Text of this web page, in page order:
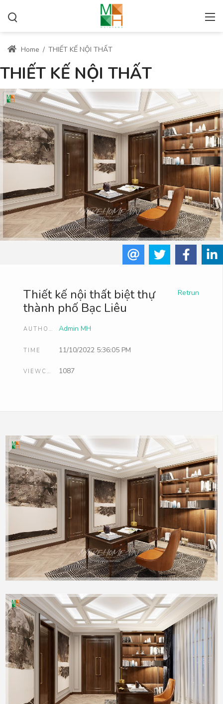
Home / THIẾT KẾ NỘI THẤT
THIẾT KẾ NỘI THẤT
Retrun
Thiết kế nội thất biệt thự
thành phố Bạc Liêu
AUTHOR Admin MH
TIME 11/10/2022 5:36:05 PM
VIEWCOUNT 1087